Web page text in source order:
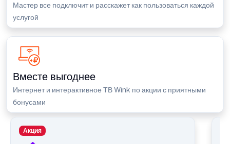
Мастер все подключит и расскажет как пользоваться каждой
услугой
Вместе выгоднее
Интернет и интерактивное ТВ Wink по акции с приятными
бонусами
Акция